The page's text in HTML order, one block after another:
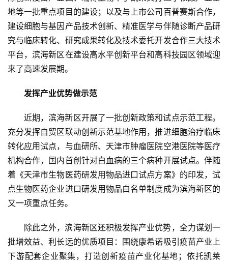
页
行
业
资
生
医
学
临
化
登录
地等一批重点项目的建设；以及与上市公司百普赛斯合作，
建设细胞与基因产品技术创新、精准医学与伴随诊断产品研
究与临床转化、研究成果转化及技术委托开发合作三大技术
平台，滨海新区在建设高水平创新平台和高科技园区领域迎
来了高速发展期。
发挥产业优势做示范
近期，滨海新区开展了一批创新政策和试点示范工程。
充分发挥自贸区联动创新示范基地作用，推进细胞治疗临床
转化应用试点，与血研所、天津市肿瘤医院空港医院等医疗
机构合作，国内首创针对白血病的三个病种开展试点。伴随
着《天津市生物医药研发用物品进口试点方案》的印发，试
点生物医药企业进口研发用物品白名单制度成为滨海新区的
又一项重点任务。
除此之外，滨海新区还积极发挥产业优势，全力谋划一
批增效益、利长远的优质项目：围绕康希诺吸引疫苗产业上
下游配套企业聚集，打造创新疫苗产业化基地；依托凯莱